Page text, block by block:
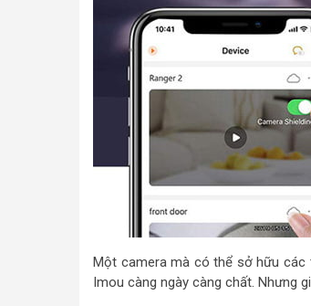
Một camera mà có thể sở hữu các
Imou càng ngày càng chất. Nhưng